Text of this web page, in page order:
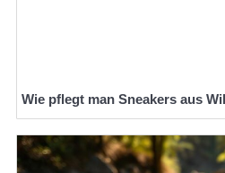
Wie pflegt man Sneakers aus